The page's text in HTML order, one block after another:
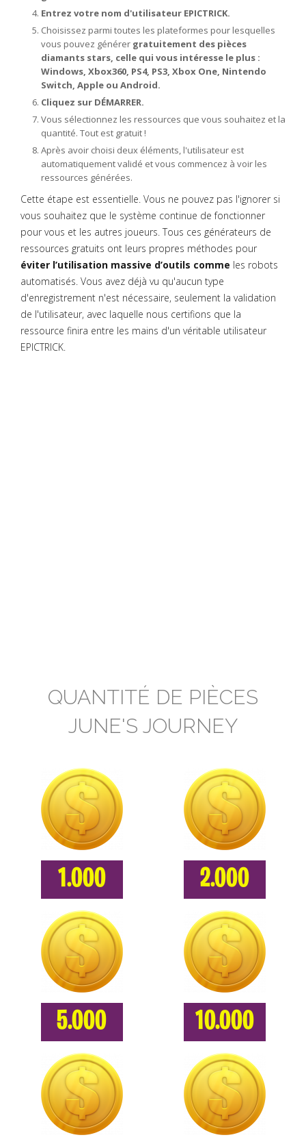
Entrez votre nom d'utilisateur EPICTRICK.
Choisissez parmi toutes les plateformes pour lesquelles
vous pouvez générer gratuitement des pièces
diamants stars, celle qui vous intéresse le plus :
Windows, Xbox360, PS4, PS3, Xbox One, Nintendo
Switch, Apple ou Android.
Cliquez sur DÉMARRER.
Vous sélectionnez les ressources que vous souhaitez et la
quantité. Tout est gratuit !
Après avoir choisi deux éléments, l'utilisateur est
automatiquement validé et vous commencez à voir les
ressources générées.
Cette étape est essentielle. Vous ne pouvez pas l'ignorer si
vous souhaitez que le système continue de fonctionner
pour vous et les autres joueurs. Tous ces générateurs de
ressources gratuits ont leurs propres méthodes pour
éviter l’utilisation massive d’outils comme les robots
automatisés. Vous avez déjà vu qu'aucun type
d'enregistrement n'est nécessaire, seulement la validation
de l'utilisateur, avec laquelle nous certifions que la
ressource finira entre les mains d'un véritable utilisateur
EPICTRICK.
QUANTITÉ DE PIÈCES
JUNE'S JOURNEY
1.000 2.000
5.000 10.000